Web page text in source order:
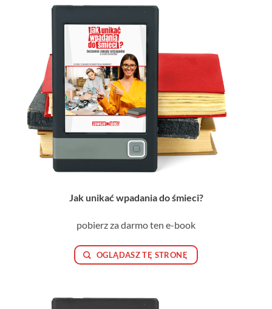
Jak unikać wpadania do śmieci?
pobierz za darmo ten e-book
OGLĄDASZ TĘ STRONĘ